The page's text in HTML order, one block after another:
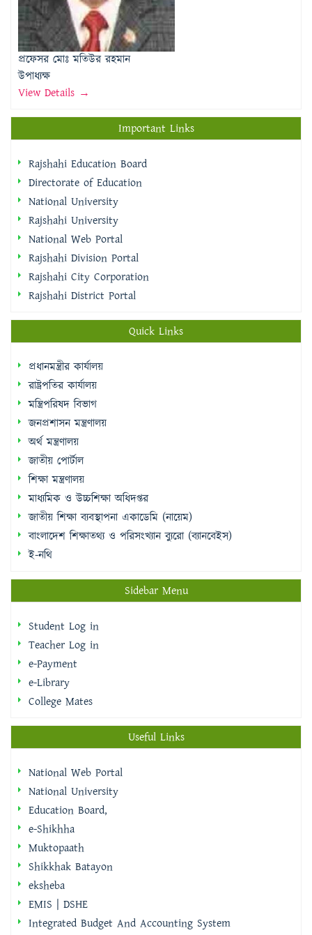
প্রফেসর মোঃ মতিউর রহমান
উপাধ্যক্ষ
View Details →
Rajshahi Education Board
Directorate of Education
Rajshahi University
National Web Portal
Rajshahi Division Portal
Rajshahi City Corporation
Rajshahi District Portal
Quick Links
প্রধানমন্ত্রীর কার্যালয়
জনপ্রশাসন মন্ত্রণালয়
অর্থ মন্ত্রণালয়
জাতীয় পোর্টাল
শিক্ষা মন্ত্রণালয়
মাধ্যমিক ও উচ্চশিক্ষা অধিদপ্তর
জাতীয় শিক্ষা ব্যবস্থাপনা একাডেমি (নায়েম)
বাংলাদেশ শিক্ষাতথ্য ও পরিসংখ্যান ব্যুরো (ব্যানবেইস)
ই-নথি
Sidebar Menu
Student Log in
e-Library
College Mates
National Web Portal
e-Shikhha
Muktopaath
Shikkhak Batayon
eksheba
EMIS | DSHE
Integrated Budget And Accounting System
IBAS++ Version Selector
ইমিগ্রেশন ও পাসপোর্ট অধিদপ্তর
বাংলাদেশ ফরম